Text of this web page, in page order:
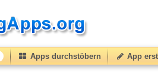
Apps durchstöbern App